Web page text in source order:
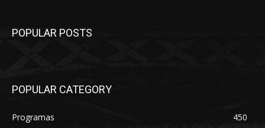
POPULAR POSTS
POPULAR CATEGORY
Programas
450